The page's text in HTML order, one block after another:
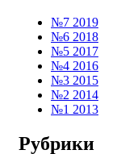
№7 2019
№6 2018
№5 2017
№4 2016
№3 2015
№2 2014
№1 2013
Рубрики